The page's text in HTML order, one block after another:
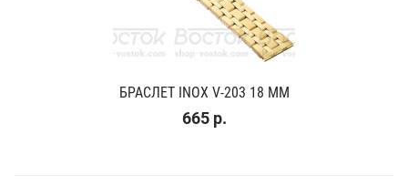
БРАСЛЕТ INOX V-203 18 ММ
665 р.